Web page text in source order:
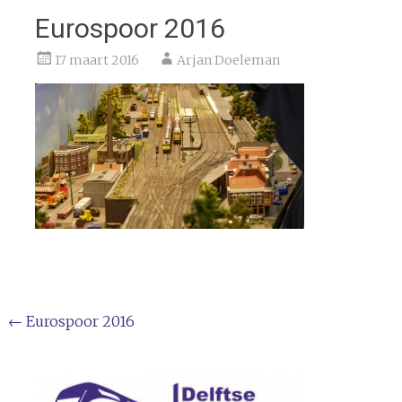
Eurospoor 2016
17 maart 2016 Arjan Doeleman
Bericht
← Eurospoor 2016